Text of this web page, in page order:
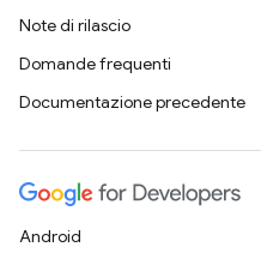
Note di rilascio
Domande frequenti
Documentazione precedente
Android